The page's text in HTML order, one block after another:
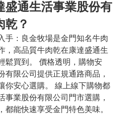
盛通生活事業股份有
乾？
手：良金牧場是金門知名牛肉
，高品質牛肉乾在康達盛通生
鬆買到。 價格透明，購物安
限公司提供正規通路商品，
你安心選購。 線上線下購物都
業股份有限公司門市選購，
能快速享受金門特色美味。